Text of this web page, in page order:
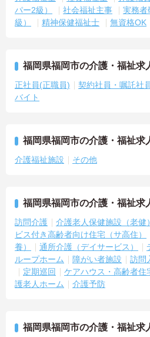
パー2級）
社会福祉主事
実務者
級）
精神保健福祉士 無資格OK
福岡県福岡市の介護・福祉求
正社員(正職員) 契約社員・嘱託社
バイト
福岡県福岡市の介護・福祉求
介護福祉施設 その他
福岡県福岡市の介護・福祉求
訪問介護 介護老人保健施設（老健）
ビス付き高齢者向け住宅（サ高住）
養）
通所介護（デイサービス）
ループホーム
障がい者施設 訪問
定期巡回
ケアハウス・高齢者住
護老人ホーム
介護予防
福岡県福岡市の介護・福祉求